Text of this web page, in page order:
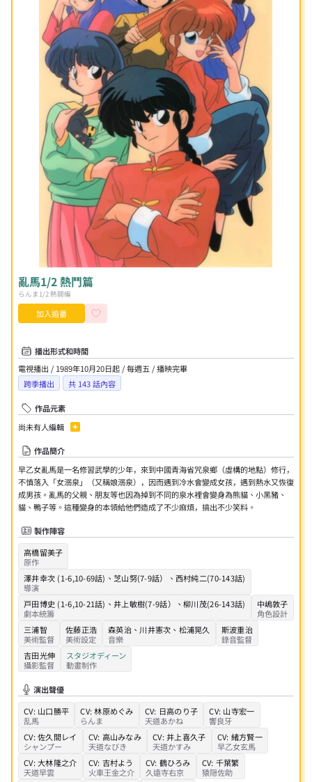
亂馬1/2 熱鬥篇
らんま1/2 熱闘編
加入追番
播出形式和時間
電視播出 / 1989年10月20日起 / 每週五 / 播映完畢
跨季播出
共 143話內容
作品元素
尚未有人編輯
作品簡介
早乙女亂馬是一名修習武學的少年，來到中國青海省咒泉鄉（虛構的地點）修行，
不慎落入「女溺泉」（又稱娘溺泉），因而遇到冷水會變成女孩，遇到熱水又恢復
成男孩。亂馬的父親、朋友等也因為掉到不同的泉水裡會變身為熊貓、小黑豬、
貓、鴨子等。這種變身的本領給他們造成了不少麻煩，搞出不少笑料。
製作陣容
高橋留美子
原作
澤井幸次 (1-6,10-69話) 、芝山努(7-9話） 、 西村純二(70-143話)
導演
戸田博史 (1-6,10-21話) 、井上敏樹(7-9話） 、柳川茂(26-143話)
劇本統籌
中嶋敦子
角色設計
三浦智
美術監督
佐藤正浩
美術設定
森英治、川井憲次 、 松浦晃久
音樂
斯波重治
錄音監督
吉田光伸
攝影監督
スタジオディーン
動畫制作
演出聲優
CV: 山口勝平
乱馬
CV: 林原めぐみ
らんま
CV: 日高のり子
天道あかね
CV: 山寺宏一
響良牙
CV: 佐久間レイ
シャンプー
CV: 高山みなみ
天道なびき
CV: 井上喜久子
天道かすみ
CV: 緒方賢一
早乙女玄馬
CV: 大林隆之介
天道早雲
CV: 吉村よう
火車王金之介
CV: 鶴ひろみ
久遠寺右京
CV: 千葉繁
猿隠佐助